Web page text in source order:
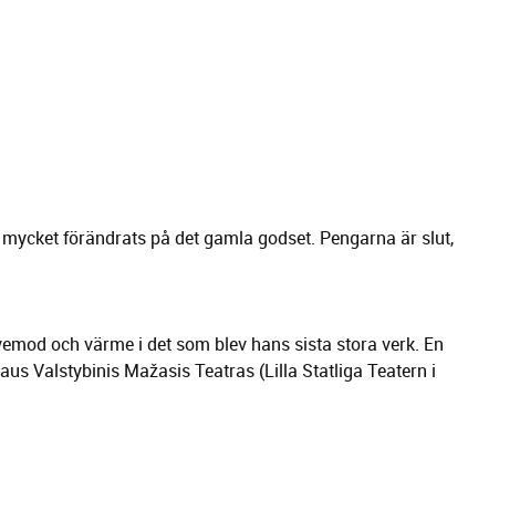
förändrats på det gamla godset. Pengarna är slut,
och värme i det som blev hans sista stora verk. En
Valstybinis Mažasis Teatras (Lilla Statliga Teatern i